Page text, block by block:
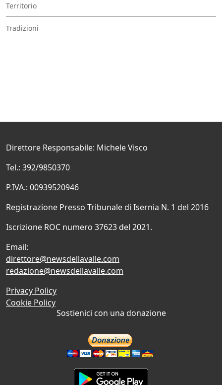
Territorio
Tradizioni
Direttore Responsabile: Michele Visco
Tel.: 392/9850370
P.IVA.: 00939520946
Registrazione Presso Tribunale di Isernia N. 1 del 2016
Iscrizione ROC numero 37623 del 2021.
Email:
direttore@newsdellavalle.com
redazione@newsdellavalle.com
Privacy Policy
Cookie Policy
Sostienici con una donazione